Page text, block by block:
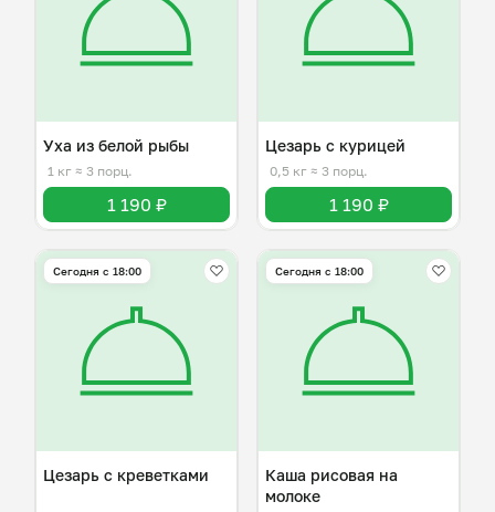
Уха из белой рыбы
1 кг ≈ 3 порц.
1 190 ₽
Цезарь с курицей
0,5 кг ≈ 3 порц.
1 190 ₽
Сегодня с 18:00
Цезарь с креветками
Сегодня с 18:00
Каша рисовая на
молоке